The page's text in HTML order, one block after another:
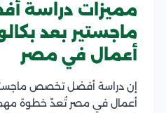
مميزات دراسة
ماجستير بعد
أعمال في مصر
إن دراسة أفضل تخصص
أعمال في مصر تُعدّ خطوة